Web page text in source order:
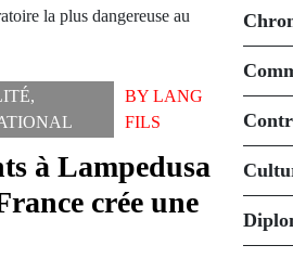
la plus dangereuse au
,
BY LANG
FILS
à Lampedusa
crée une